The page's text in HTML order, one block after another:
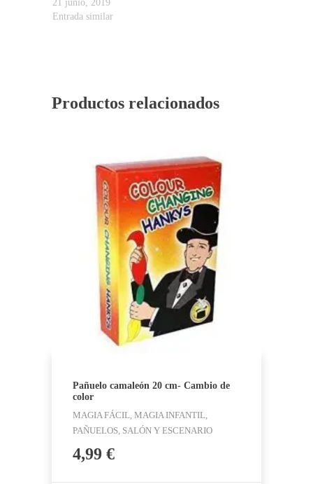
21 junio, 2019
Entrada similar
Productos relacionados
Pañuelo camaleón 20 cm- Cambio de
color
MAGIA FÁCIL, MAGIA INFANTIL,
PAÑUELOS, SALÓN Y ESCENARIO
4,99 €